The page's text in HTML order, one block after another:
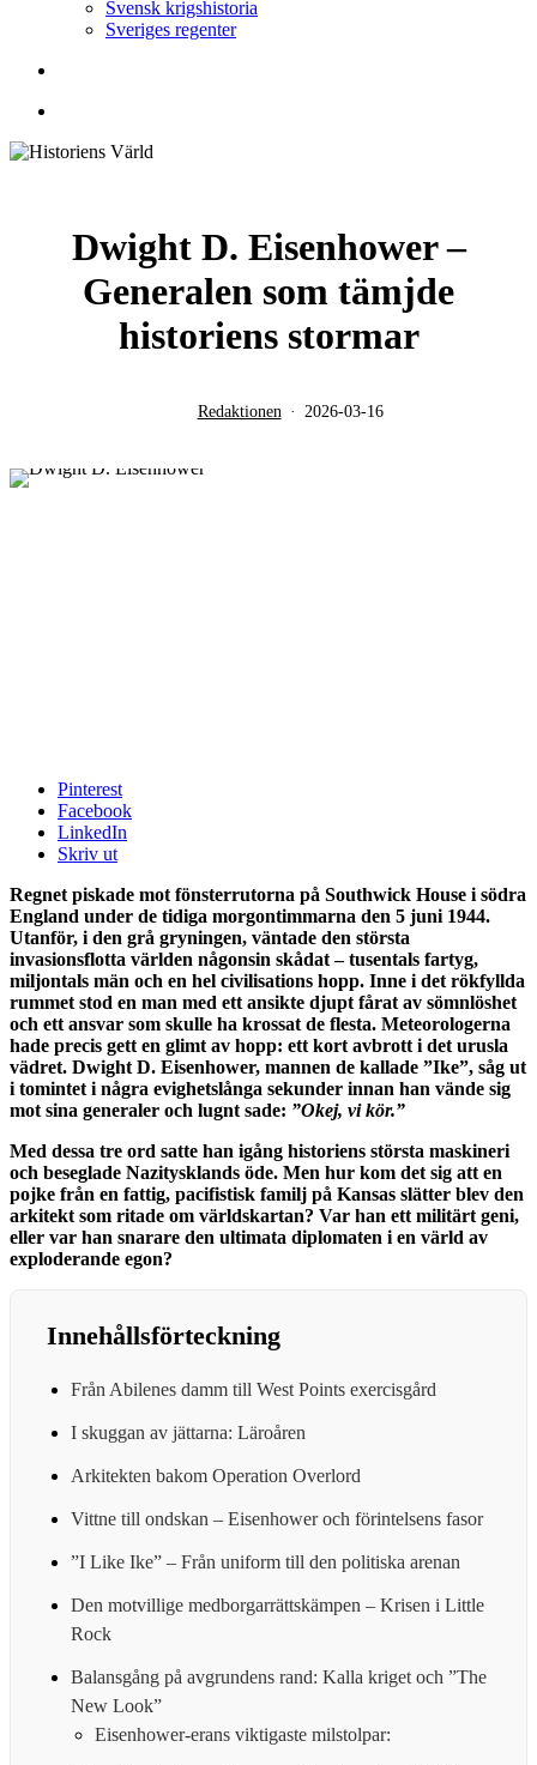
Svensk krigshistoria
Sveriges regenter
Dwight D. Eisenhower –
Generalen som tämjde
historiens stormar
Redaktionen 2026-03-16
Pinterest
Facebook
LinkedIn
Skriv ut
Regnet piskade mot fönsterrutorna på Southwick House i södra
England under de tidiga morgontimmarna den 5 juni 1944.
Utanför, i den grå gryningen, väntade den största
invasionsflotta världen någonsin skådat – tusentals fartyg,
miljontals män och en hel civilisations hopp. Inne i det rökfyllda
rummet stod en man med ett ansikte djupt fårat av sömnlöshet
och ett ansvar som skulle ha krossat de flesta. Meteorologerna
hade precis gett en glimt av hopp: ett kort avbrott i det urusla
vädret. Dwight D. Eisenhower, mannen de kallade ”Ike”, såg ut
i tomintet i några evighetslånga sekunder innan han vände sig
mot sina generaler och lugnt sade: ”Okej, vi kör.”
Med dessa tre ord satte han igång historiens största maskineri
och beseglade Nazitysklands öde. Men hur kom det sig att en
pojke från en fattig, pacifistisk familj på Kansas slätter blev den
arkitekt som ritade om världskartan? Var han ett militärt geni,
eller var han snarare den ultimata diplomaten i en värld av
exploderande egon?
Innehållsförteckning
Från Abilenes damm till West Points exercisgård
I skuggan av jättarna: Läroåren
Arkitekten bakom Operation Overlord
Vittne till ondskan – Eisenhower och förintelsens fasor
”I Like Ike” – Från uniform till den politiska arenan
Den motvillige medborgarrättskämpen – Krisen i Little
Rock
Balansgång på avgrundens rand: Kalla kriget och ”The
New Look”
Eisenhower-erans viktigaste milstolpar: